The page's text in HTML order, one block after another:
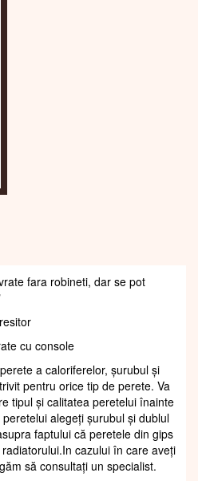
fara robineti, dar se pot
cu console
a caloriferelor, șurubul și
pentru orice tip de perete. Va
tipul și calitatea peretelui înainte
alegeți șurubul și dublul
faptului că peretele din gips
cazului în care aveți
să consultați un specialist.